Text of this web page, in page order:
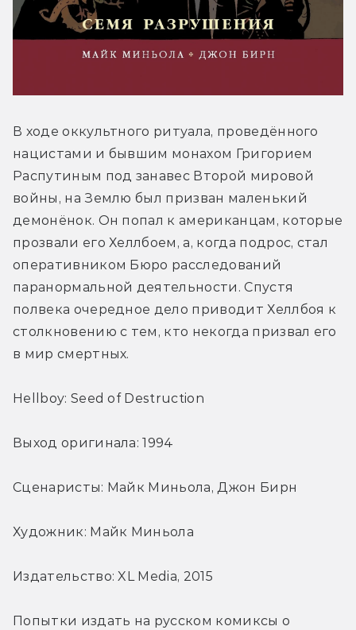
В ходе оккультного ритуала, проведённого
нацистами и бывшим монахом Григорием
Распутиным под занавес Второй мировой
войны, на Землю был призван маленький
демонёнок. Он попал к американцам, которые
прозвали его Хеллбоем, а, когда подрос, стал
оперативником Бюро расследований
паранормальной деятельности. Спустя
полвека очередное дело приводит Хеллбоя к
столкновению с тем, кто некогда призвал его
в мир смертных.
Hellboy: Seed of Destruction
Выход оригинала: 1994
Сценаристы: Майк Миньола, Джон Бирн
Художник: Майк Миньола
Издательство: XL Media, 2015
Попытки издать на русском комиксы о